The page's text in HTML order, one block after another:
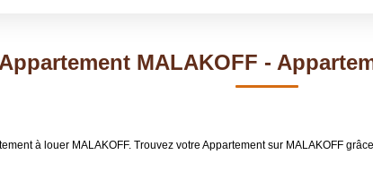
MALAKOFF -
à louer MALAKOFF. Trouvez votre Appartement sur MALAKOFF